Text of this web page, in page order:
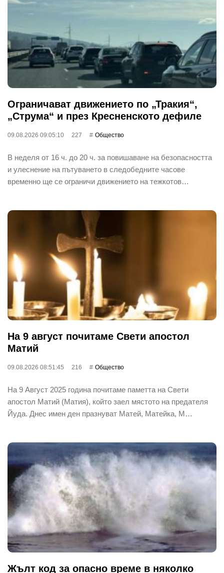
Ограничават движението по „Тракия“,
„Струма“ и през Кресненското дефиле
09.08.2026 09:05:10 227 Общество
В неделя от 16 ч. до 20 ч. за повишаване на безопасността
и улеснение на пътуването в следобедните часове
временно ще се ограничи движението на тежкотов…
На 9 август почитаме Свети апостол
Матий
09.08.2026 08:51:45 216 Общество
На 9 Август 2025 година почитаме паметта на Свети
апостол Матий (Матия), който заел мястото на предателя
Йуда. Днес имен ден празнуват Матей, Матейка, М…
Жълт код за опасно време в няколко